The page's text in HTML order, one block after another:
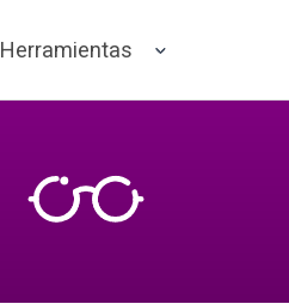
Herramientas